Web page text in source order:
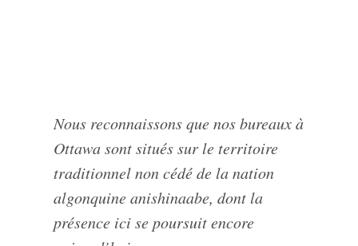
Nous reconnaissons que nos bureaux à
Ottawa sont situés sur le territoire
traditionnel non cédé de la nation
algonquine anishinaabe, dont la
présence ici se poursuit encore